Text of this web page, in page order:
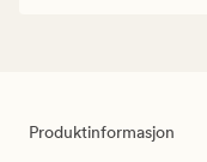
Produktinformasjon